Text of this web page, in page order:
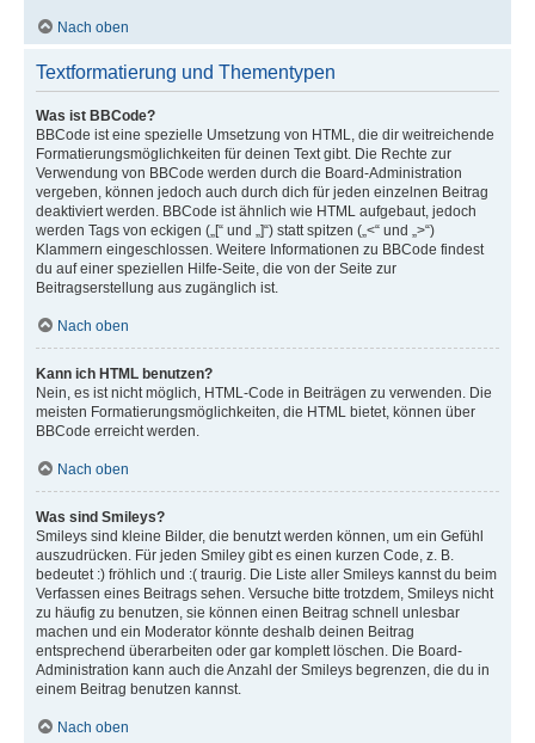
Nach oben
Textformatierung und Thementypen
Was ist BBCode?
BBCode ist eine spezielle Umsetzung von HTML, die dir weitreichende
Formatierungsmöglichkeiten für deinen Text gibt. Die Rechte zur
Verwendung von BBCode werden durch die Board-Administration
vergeben, können jedoch auch durch dich für jeden einzelnen Beitrag
deaktiviert werden. BBCode ist ähnlich wie HTML aufgebaut, jedoch
werden Tags von eckigen („[“ und „]“) statt spitzen („<“ und „>“)
Klammern eingeschlossen. Weitere Informationen zu BBCode findest
du auf einer speziellen Hilfe-Seite, die von der Seite zur
Beitragserstellung aus zugänglich ist.
Nach oben
Kann ich HTML benutzen?
Nein, es ist nicht möglich, HTML-Code in Beiträgen zu verwenden. Die
meisten Formatierungsmöglichkeiten, die HTML bietet, können über
BBCode erreicht werden.
Nach oben
Was sind Smileys?
Smileys sind kleine Bilder, die benutzt werden können, um ein Gefühl
auszudrücken. Für jeden Smiley gibt es einen kurzen Code, z. B.
bedeutet :) fröhlich und :( traurig. Die Liste aller Smileys kannst du beim
Verfassen eines Beitrags sehen. Versuche bitte trotzdem, Smileys nicht
zu häufig zu benutzen, sie können einen Beitrag schnell unlesbar
machen und ein Moderator könnte deshalb deinen Beitrag
entsprechend überarbeiten oder gar komplett löschen. Die Board-
Administration kann auch die Anzahl der Smileys begrenzen, die du in
einem Beitrag benutzen kannst.
Nach oben